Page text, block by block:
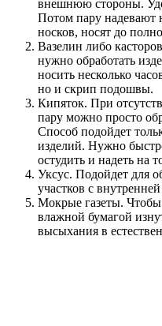
внешнюю стороны.
Потом пару надевают
носков, носят до
Вазелин либо
нужно обработать
носить несколько
но и скрип подошвы.
Кипяток. При
пару можно просто
Способ подойдет
изделий. Нужно
остудить и надеть на
Уксус. Подойдет для
участков с
Мокрые газеты. Чтобы
влажной бумагой
высыхания в